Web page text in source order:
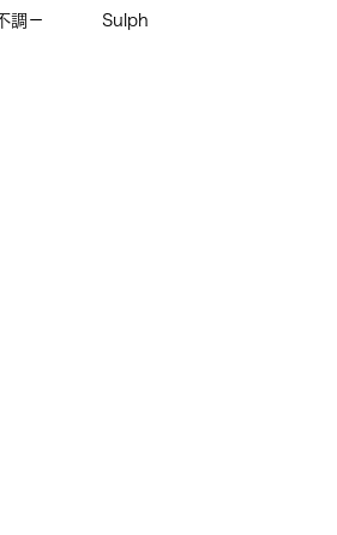
調－ Sulph ソーファー 200C 小